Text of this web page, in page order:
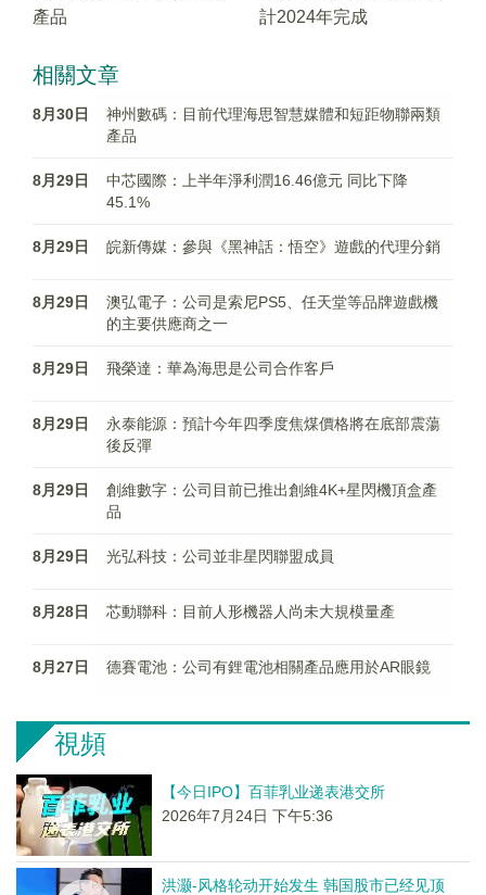
產品
計2024年完成
相關文章
8月30日
神州數碼：目前代理海思智慧媒體和短距物聯兩類
產品
8月29日
中芯國際：上半年淨利潤16.46億元 同比下降
45.1%
8月29日 皖新傳媒：參與《黑神話：悟空》遊戲的代理分銷
8月29日
澳弘電子：公司是索尼PS5、任天堂等品牌遊戲機
的主要供應商之一
8月29日 飛榮達：華為海思是公司合作客戶
8月29日
永泰能源：預計今年四季度焦煤價格將在底部震蕩
後反彈
8月29日
創維數字：公司目前已推出創維4K+星閃機頂盒產
品
8月29日 光弘科技：公司並非星閃聯盟成員
8月28日 芯動聯科：目前人形機器人尚未大規模量產
8月27日 德賽電池：公司有鋰電池相關產品應用於AR眼鏡
視頻
【今日IPO】百菲乳业递表港交所
2026年7月24日 下午5:36
洪灏-风格轮动开始发生 韩国股市已经见顶